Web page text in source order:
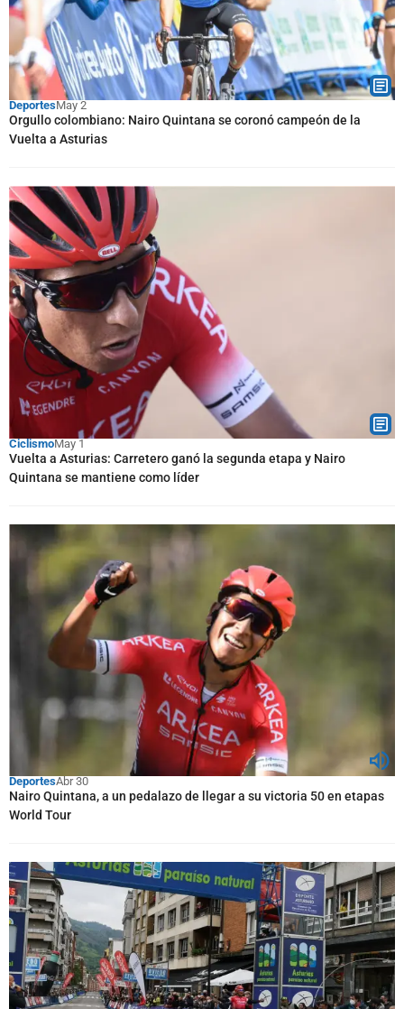
DeportesMay 2
Orgullo colombiano: Nairo Quintana se coronó campeón de la
Vuelta a Asturias
CiclismoMay 1
Vuelta a Asturias: Carretero ganó la segunda etapa y Nairo
Quintana se mantiene como líder
DeportesAbr 30
Nairo Quintana, a un pedalazo de llegar a su victoria 50 en etapas
World Tour